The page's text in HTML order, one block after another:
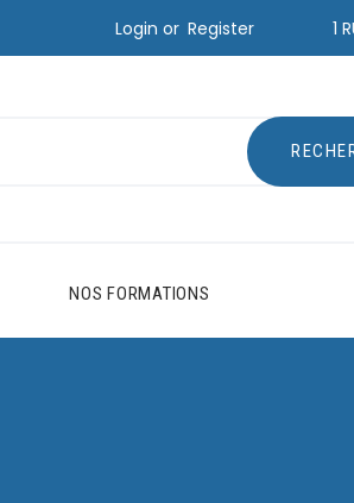
Login or Register 1
NOS FORMATIONS